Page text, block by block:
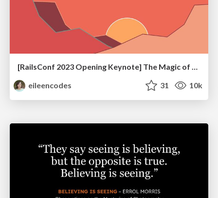
eileencodes
31 10k